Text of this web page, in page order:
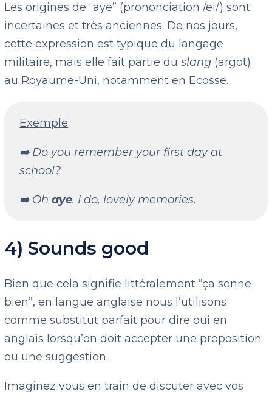
Les origines de “aye” (prononciation /ei/) sont
incertaines et très anciennes. De nos jours,
cette expression est typique du langage
militaire, mais elle fait partie duslang (argot)
au Royaume-Uni, notamment en Ecosse.
Exemple
➡️ Do you remember your first day at
school?
➡️ Ohaye. I do, lovely memories.
4) Sounds good
Bien que cela signifie littéralement “ça sonne
bien”, en langue anglaise nous l’utilisons
comme substitut parfait pour dire oui en
anglais lorsqu’on doit accepter une proposition
ou une suggestion.
Imaginez vous en train de discuter avec vos